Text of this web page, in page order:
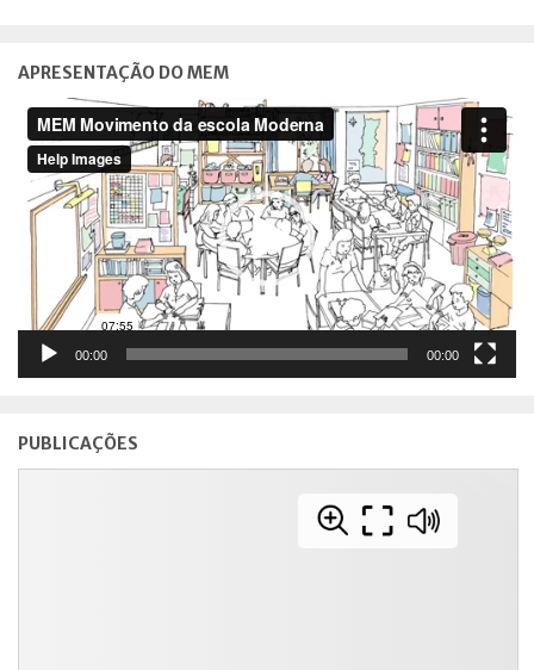
APRESENTAÇÃO DO MEM
Reprodutor
de
vídeo
00:00 00:00
PUBLICAÇÕES